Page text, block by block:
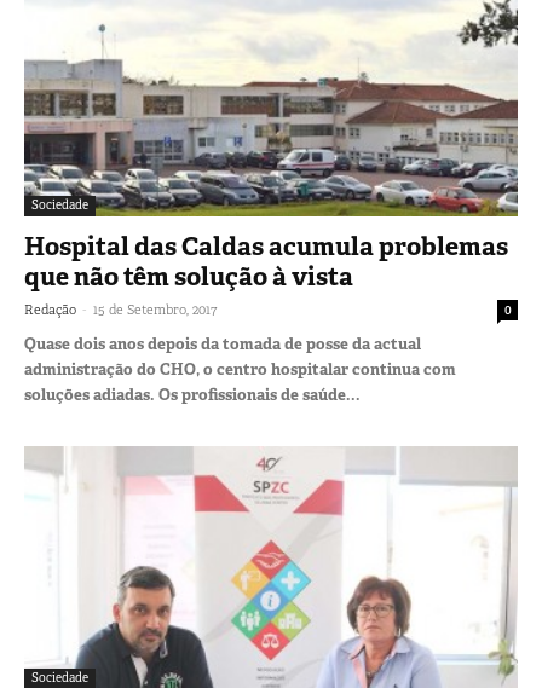
Sociedade
Hospital das Caldas acumula problemas
que não têm solução à vista
Redação - 15 de Setembro, 2017 0
Quase dois anos depois da tomada de posse da actual
administração do CHO, o centro hospitalar continua com
soluções adiadas. Os profissionais de saúde...
Sociedade